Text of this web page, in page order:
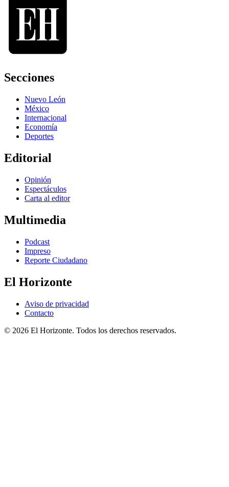
Secciones
Nuevo León
México
Internacional
Economía
Deportes
Editorial
Opinión
Espectáculos
Carta al editor
Multimedia
Podcast
Impreso
Reporte Ciudadano
El Horizonte
Aviso de privacidad
Contacto
© 2026 El Horizonte. Todos los derechos reservados.